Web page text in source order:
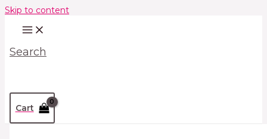
Skip to content
Search
Cart